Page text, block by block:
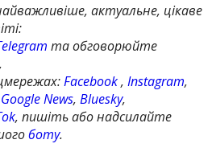
актуальне, цікаве
та обговорюйте
,
Facebook,Instagram,
Google News,Bluesky,
, пишіть або надсилайте
боту.